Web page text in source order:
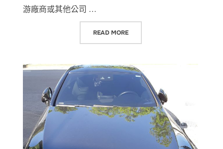
游廠商或其他公司 …
READ MORE“汽車有在銀行辦理借款,還可以在